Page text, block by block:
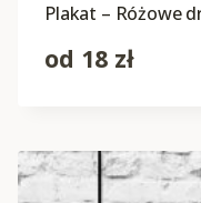
Plakat – Różowe
od 18 zł